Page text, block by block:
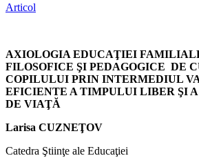
Articol
AXIOLOGIA EDUCAŢIEI
FILOSOFICE ŞI PEDAGOGICE DE
COPILULUI PRIN INTERMEDIUL
EFICIENTE A TIMPULUI LIBER ŞI
DE VIAŢĂ
Larisa CUZNEŢOV
Catedra Ştiinţe ale Educaţiei